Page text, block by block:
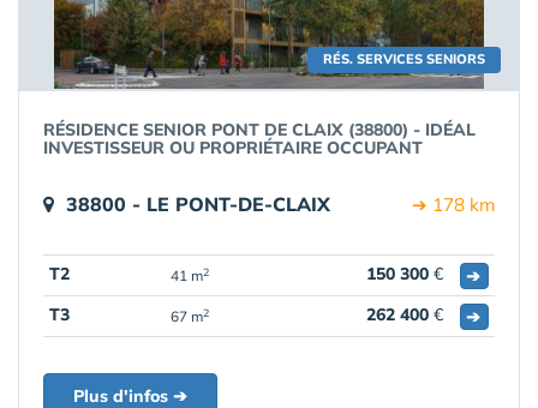
RÉS. SERVICES SENIORS
RÉSIDENCE SENIOR PONT DE CLAIX (38800) - IDÉAL
INVESTISSEUR OU PROPRIÉTAIRE OCCUPANT
38800 - LE PONT-DE-CLAIX ➔ 178 km
T2 41 m2 150 300 €
➔
T3
67 m2 262 400 € ➔
Plus d'infos ➔